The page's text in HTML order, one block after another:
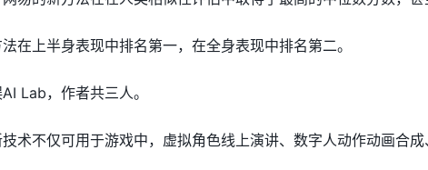
在上半身表现中排名第一，在全身表现中排名第二。
Lab，作者共三人。
术不仅可用于游戏中，虚拟角色线上演讲、数字人动作动画合成